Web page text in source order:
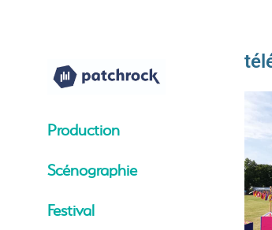
Production
Scénographie
Festival